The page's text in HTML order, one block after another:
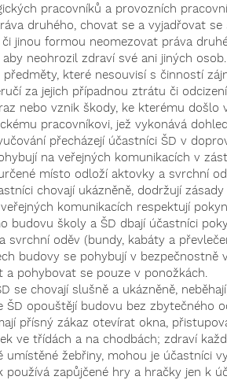
pracovníků a provozních
druhého, chovat se a vyjadřovat
jinou formou neomezovat práva
aby neohrozil zdraví své ani jiných osob.
předměty, které nesouvisí s činností
za jejich případnou ztrátu či
nebo vznik škody, ke kterému
pracovníkovi, jež vykonává
přecházejí účastníci ŠD v
na veřejných komunikacích v
místo odloží aktovky a svrchní
chovají ukázněně, dodržují
komunikacích respektují
budovu školy a ŠD dbají účastníci
svrchní oděv (bundy, kabáty a
budovy se pohybují v
a pohybovat se pouze v ponožkách.
se chovají slušně a ukázněně,
ŠD opouštějí budovu bez zbytečného
přísný zákaz otevírat okna,
ve třídách a na chodbách; zdraví
umístěné žebřiny, mohou je účastníci
používá zapůjčené hry a hračky jen k